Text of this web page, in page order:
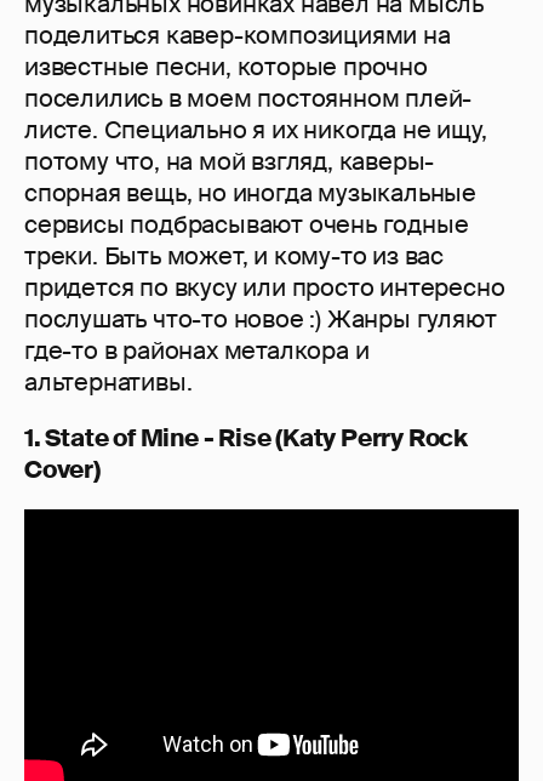
поделиться кавер-композициями на
известные песни, которые прочно
поселились в моем постоянном плей-
листе. Специально я их никогда не ищу,
потому что, на мой взгляд, каверы-
спорная вещь, но иногда музыкальные
сервисы подбрасывают очень годные
треки. Быть может, и кому-то из вас
придется по вкусу или просто интересно
послушать что-то новое :) Жанры гуляют
где-то в районах металкора и
альтернативы.
1. State of Mine - Rise (Katy Perry Rock
Cover)